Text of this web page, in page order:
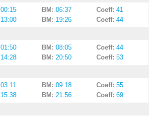
00:15 BM: 06:37 Coeff: 41
13:00 BM: 19:26 Coeff: 44
01:50 BM: 08:05 Coeff: 44
14:28 BM: 20:50 Coeff: 53
03:11 BM: 09:18 Coeff: 55
15:38 BM: 21:56 Coeff: 69